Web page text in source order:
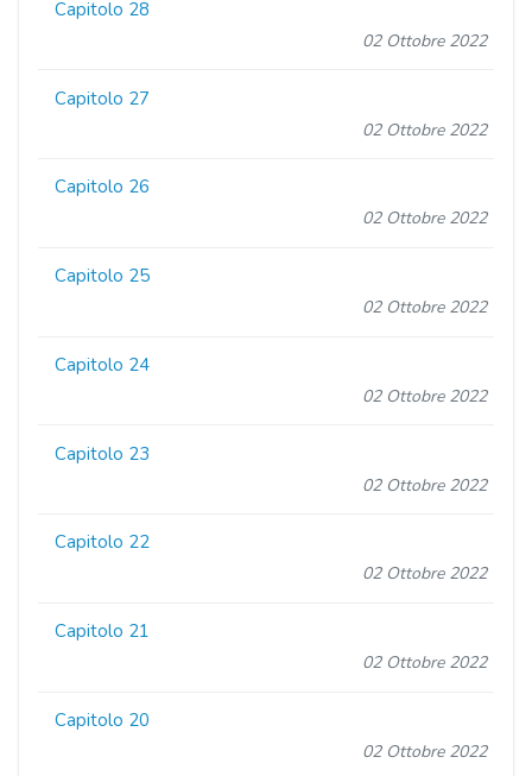
Capitolo 28
02 Ottobre 2022
Capitolo 27
02 Ottobre 2022
Capitolo 26
02 Ottobre 2022
Capitolo 25
02 Ottobre 2022
Capitolo 24
02 Ottobre 2022
Capitolo 23
02 Ottobre 2022
Capitolo 22
02 Ottobre 2022
Capitolo 21
02 Ottobre 2022
Capitolo 20
02 Ottobre 2022